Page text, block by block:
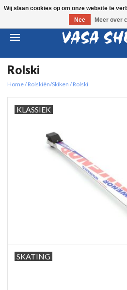
Rolski
Home/Rolskiën/Skiken /Rolski
KLASSIEK
SKATING
Wij slaan cookies op om onze website te
Nee
Meer over